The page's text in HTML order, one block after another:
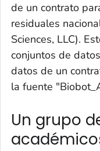
de un contrato
residuales
Sciences, LLC).
conjuntos de
datos de un
la fuente
Un grupo